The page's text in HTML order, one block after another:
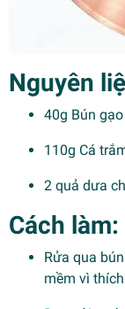
Nguyên
40g Bún
110g Cá
2 quả dưa
Cách làm:
Rửa qua
mềm vì